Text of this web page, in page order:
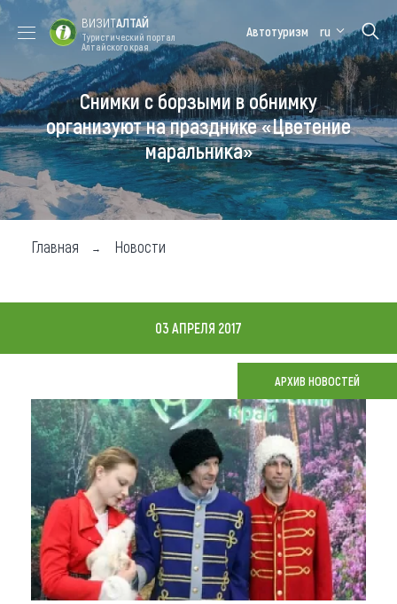
Форум VISIT
ALTAI
Цветение
маральника
Медицинский
форум
Алтайская
зимовка
Туры
Где побывать
Чем заняться
Карта
Что привезти (сувениры)
О регионе
Коллекция впечатлений
Другие рубрики
ВИЗИТАЛТАЙ
Туристический портал
Алтайского края
Автотуризм ru
Снимки с борзыми в обнимку
организуют на празднике «Цветение
маральника»
Главная Новости
03 АПРЕЛЯ 2017
АРХИВ НОВОСТЕЙ